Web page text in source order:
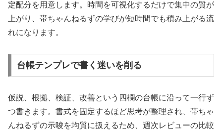
定配分を用意します。時間を可視化するだけで集中の質が
上がり、帯ちゃんねるずの学びが短時間でも積み上がる流
れになります。
台帳テンプレで書く迷いを削る
仮説、根拠、検証、改善という四欄の台帳に沿って一行ず
つ書きます。書式を固定するほど思考が整理され、帯ちゃ
んねるずの示唆を均質に扱えるため、週次レビューの比較